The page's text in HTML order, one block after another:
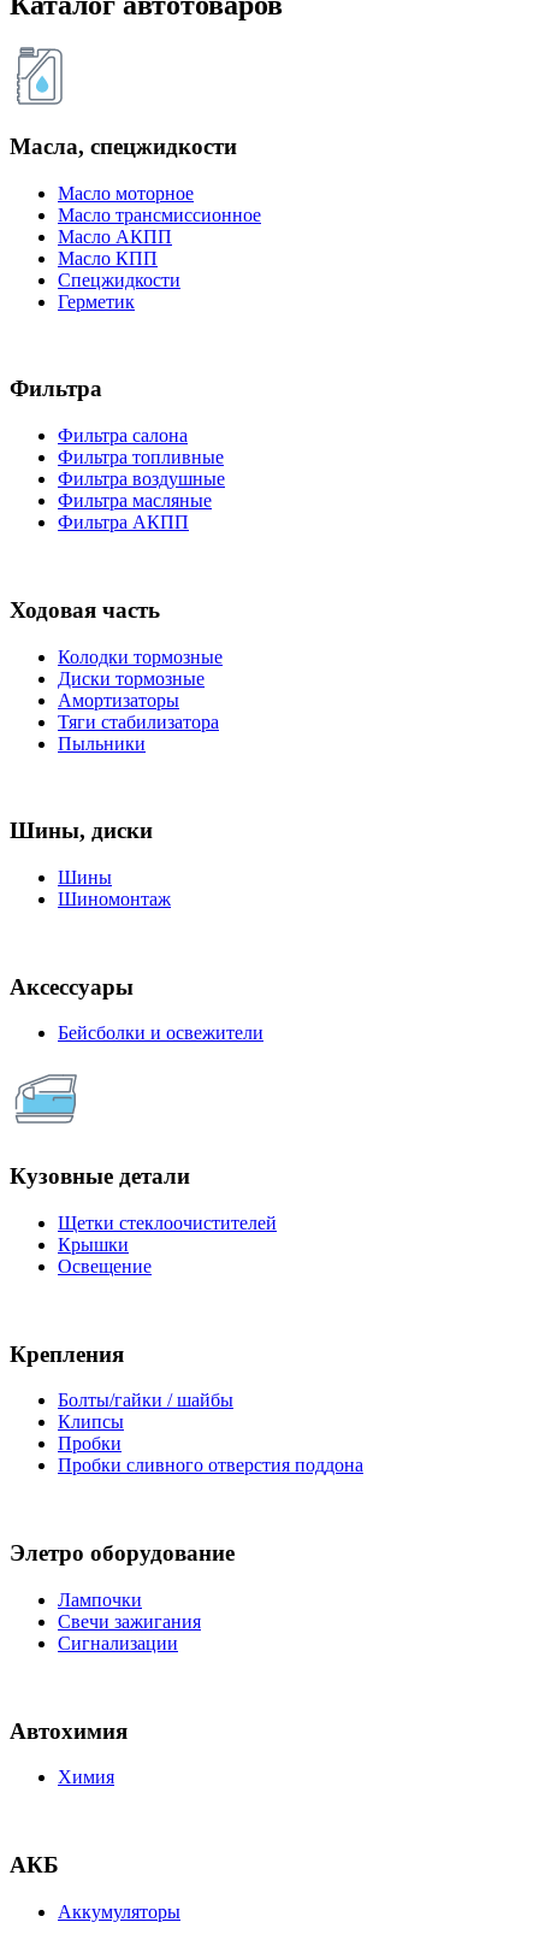
Масла, спецжидкости
Масло моторное
Масло трансмиссионное
Масло АКПП
Масло КПП
Спецжидкости
Герметик
Фильтра
Фильтра салона
Фильтра топливные
Фильтра воздушные
Фильтра масляные
Фильтра АКПП
Ходовая часть
Колодки тормозные
Диски тормозные
Амортизаторы
Тяги стабилизатора
Пыльники
Шины, диски
Шины
Шиномонтаж
Аксессуары
Бейсболки и освежители
Кузовные детали
Щетки стеклоочистителей
Крышки
Освещение
Крепления
Болты/гайки / шайбы
Клипсы
Пробки
Пробки сливного отверстия поддона
Элетро оборудование
Лампочки
Свечи зажигания
Сигнализации
Автохимия
Химия
АКБ
Аккумуляторы